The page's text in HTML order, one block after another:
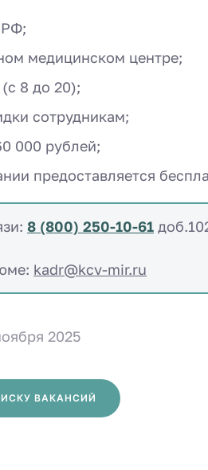
медицинском центре;
8 до 20);
сотрудникам;
000 рублей;
предоставляется
8 (800) 250-10-61
kadr@kcv-mir.ru
2025
ВАКАНСИЙ